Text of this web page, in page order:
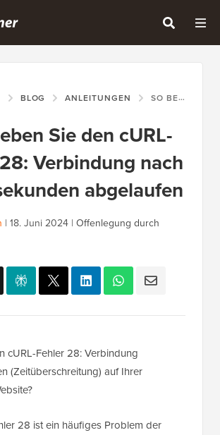
BLOG ANLEITUNGEN SO BEHEBEN SIE DEN CURL-FEHLER 28: VERBINDUNG NACH X MILLISEKUNDEN ABGELAUFEN
Sie den cURL-
Verbindung nach
abgelaufen
| 18. Juni 2024 | Offenlegung durch
cURL-Fehler 28: Verbindung
(Zeitüberschreitung) auf Ihrer
28 ist ein häufiges Problem der